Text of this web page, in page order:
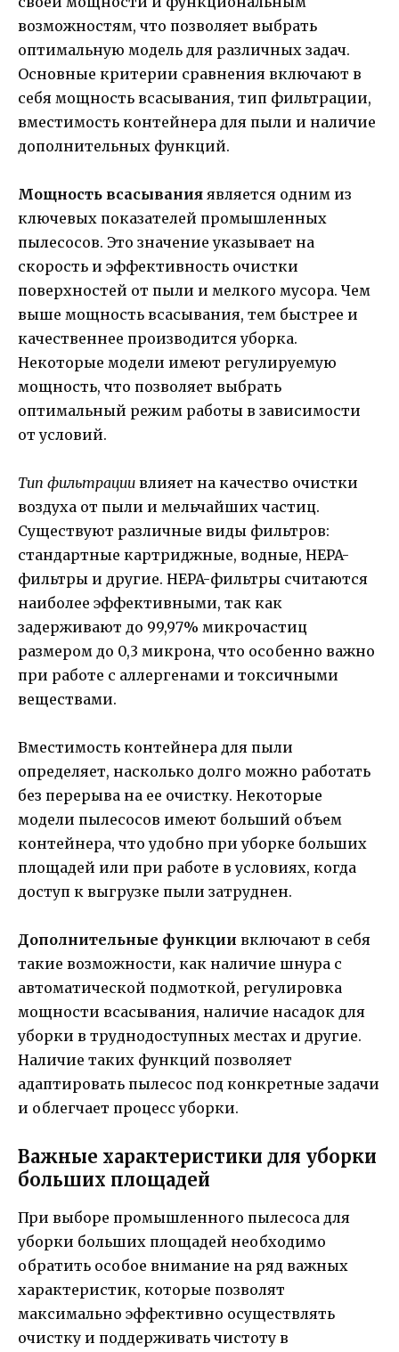
возможностям, что позволяет выбрать
оптимальную модель для различных задач.
Основные критерии сравнения включают в
себя мощность всасывания, тип фильтрации,
вместимость контейнера для пыли и наличие
дополнительных функций.
Мощность всасывания является одним из
ключевых показателей промышленных
пылесосов. Это значение указывает на
скорость и эффективность очистки
поверхностей от пыли и мелкого мусора. Чем
выше мощность всасывания, тем быстрее и
качественнее производится уборка.
Некоторые модели имеют регулируемую
мощность, что позволяет выбрать
оптимальный режим работы в зависимости
от условий.
Тип фильтрации влияет на качество очистки
воздуха от пыли и мельчайших частиц.
Существуют различные виды фильтров:
стандартные картриджные, водные, HEPA-
фильтры и другие. HEPA-фильтры считаются
наиболее эффективными, так как
задерживают до 99,97% микрочастиц
размером до 0,3 микрона, что особенно важно
при работе с аллергенами и токсичными
веществами.
Вместимость контейнера для пыли
определяет, насколько долго можно работать
без перерыва на ее очистку. Некоторые
модели пылесосов имеют больший объем
контейнера, что удобно при уборке больших
площадей или при работе в условиях, когда
доступ к выгрузке пыли затруднен.
Дополнительные функции включают в себя
такие возможности, как наличие шнура с
автоматической подмоткой, регулировка
мощности всасывания, наличие насадок для
уборки в труднодоступных местах и другие.
Наличие таких функций позволяет
адаптировать пылесос под конкретные задачи
и облегчает процесс уборки.
Важные характеристики для уборки
больших площадей
При выборе промышленного пылесоса для
уборки больших площадей необходимо
обратить особое внимание на ряд важных
характеристик, которые позволят
максимально эффективно осуществлять
очистку и поддерживать чистоту в